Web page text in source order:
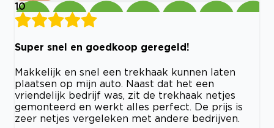
10
Super snel en goedkoop geregeld!
Makkelijk en snel een trekhaak kunnen laten
plaatsen op mijn auto. Naast dat het een
vriendelijk bedrijf was, zit de trekhaak netjes
gemonteerd en werkt alles perfect. De prijs is
zeer netjes vergeleken met andere bedrijven.